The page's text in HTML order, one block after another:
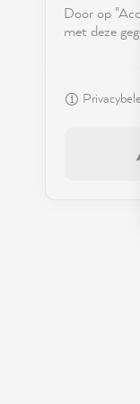
Door op
met deze